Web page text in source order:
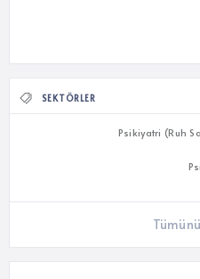
SEKTÖRLER
Psikiyatri (Ruh